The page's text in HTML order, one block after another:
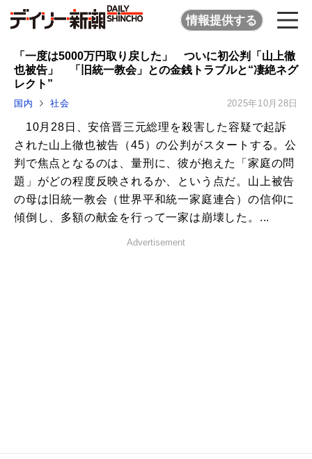
情報提供する
「一度は5000万円取り戻した」 ついに初公判「山上徹
也被告」 「旧統一教会」との金銭トラブルと“凄絶ネグ
レクト”
国内 社会 2025年10月28日
10月28日、安倍晋三元総理を殺害した容疑で起訴
された山上徹也被告（45）の公判がスタートする。公
判で焦点となるのは、量刑に、彼が抱えた「家庭の問
題」がどの程度反映されるか、という点だ。山上被告
の母は旧統一教会（世界平和統一家庭連合）の信仰に
傾倒し、多額の献金を行って一家は崩壊した。...
Advertisement